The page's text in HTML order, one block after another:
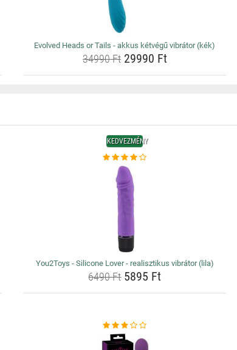
Evolved Heads or Tails - akkus kétvégű vibrátor (kék)
34990 Ft29990 Ft
KEDVEZMÉNY
You2Toys - Silicone Lover - realisztikus vibrátor (lila)
6490 Ft5895 Ft